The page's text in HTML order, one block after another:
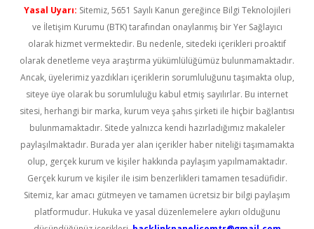
Yasal Uyarı: Sitemiz, 5651 Sayılı Kanun gereğince Bilgi Teknolojileri
ve İletişim Kurumu (BTK) tarafından onaylanmış bir Yer Sağlayıcı
olarak hizmet vermektedir. Bu nedenle, sitedeki içerikleri proaktif
olarak denetleme veya araştırma yükümlülüğümüz bulunmamaktadır.
Ancak, üyelerimiz yazdıkları içeriklerin sorumluluğunu taşımakta olup,
siteye üye olarak bu sorumluluğu kabul etmiş sayılırlar. Bu internet
sitesi, herhangi bir marka, kurum veya şahıs şirketi ile hiçbir bağlantısı
bulunmamaktadır. Sitede yalnızca kendi hazırladığımız makaleler
paylaşılmaktadır. Burada yer alan içerikler haber niteliği taşımamakta
olup, gerçek kurum ve kişiler hakkında paylaşım yapılmamaktadır.
Gerçek kurum ve kişiler ile isim benzerlikleri tamamen tesadüfidir.
Sitemiz, kar amacı gütmeyen ve tamamen ücretsiz bir bilgi paylaşım
platformudur. Hukuka ve yasal düzenlemelere aykırı olduğunu